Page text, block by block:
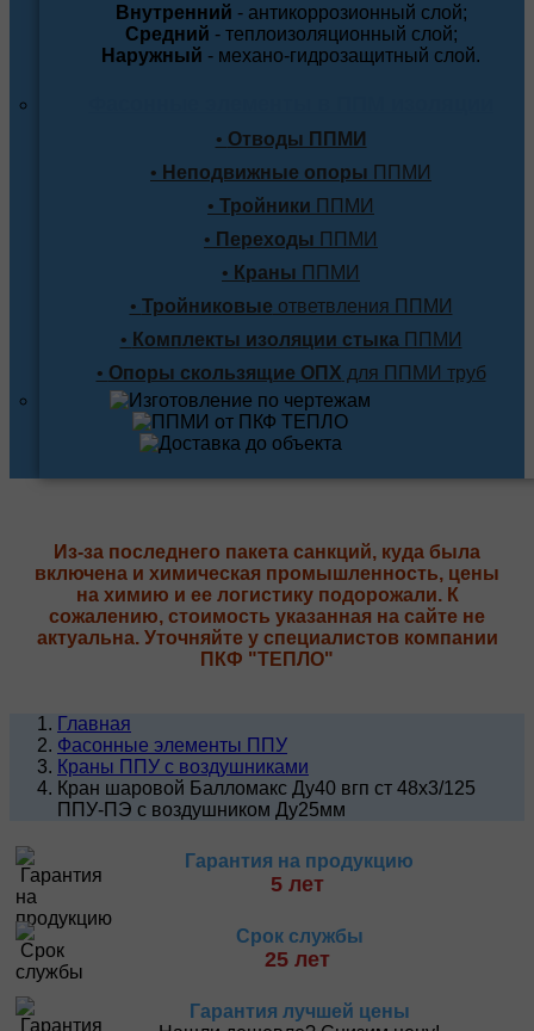
Внутренний - антикоррозионный слой;
Средний - теплоизоляционный слой;
Наружный - механо-гидрозащитный слой.
• Отводы ППМИ
• Неподвижные опоры ППМИ
• Тройники ППМИ
• Переходы ППМИ
• Краны ППМИ
• Тройниковые ответвления ППМИ
• Комплекты изоляции стыкаППМИ
• Опоры скользящие ОПХ для ППМИ труб
Из-за последнего пакета санкций, куда была
включена и химическая промышленность, цены
на химию и ее логистику подорожали. К
сожалению, стоимость указанная на сайте не
актуальна. Уточняйте у специалистов компании
ПКФ "ТЕПЛО"
Главная
Фасонные элементы ППУ
Краны ППУ с воздушниками
Кран шаровой Балломакс Ду40 вгп ст 48х3/125
ППУ-ПЭ с воздушником Ду25мм
Гарантия на продукцию
5 лет
Срок службы
25 лет
Гарантия лучшей цены